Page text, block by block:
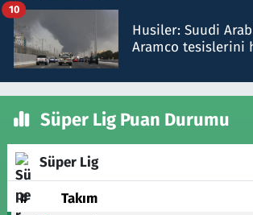
Husiler: Suudi
Aramco tesislerini
10
Süper Lig Puan Durumu
Süper Lig
# Takım